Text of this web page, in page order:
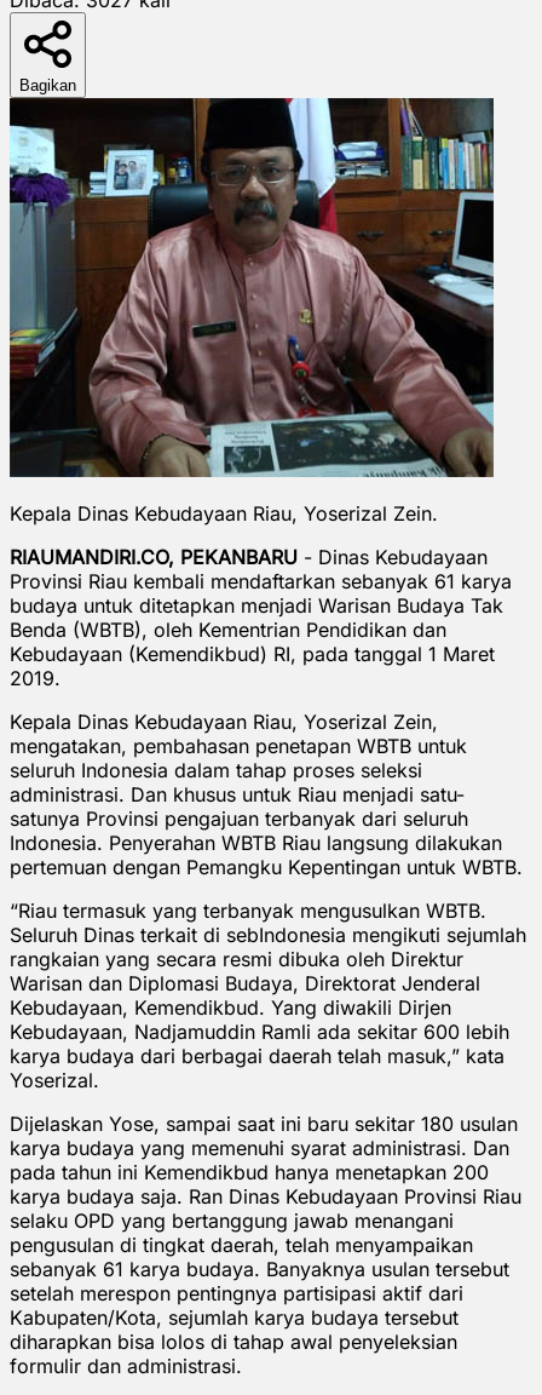
Bagikan
Kepala Dinas Kebudayaan Riau, Yoserizal Zein.
RIAUMANDIRI.CO, PEKANBARU - Dinas Kebudayaan
Provinsi Riau kembali mendaftarkan sebanyak 61 karya
budaya untuk ditetapkan menjadi Warisan Budaya Tak
Benda (WBTB), oleh Kementrian Pendidikan dan
Kebudayaan (Kemendikbud) RI, pada tanggal 1 Maret
2019.
Kepala Dinas Kebudayaan Riau, Yoserizal Zein,
mengatakan, pembahasan penetapan WBTB untuk
seluruh Indonesia dalam tahap proses seleksi
administrasi. Dan khusus untuk Riau menjadi satu-
satunya Provinsi pengajuan terbanyak dari seluruh
Indonesia. Penyerahan WBTB Riau langsung dilakukan
pertemuan dengan Pemangku Kepentingan untuk WBTB.
“Riau termasuk yang terbanyak mengusulkan WBTB.
Seluruh Dinas terkait di sebIndonesia mengikuti sejumlah
rangkaian yang secara resmi dibuka oleh Direktur
Warisan dan Diplomasi Budaya, Direktorat Jenderal
Kebudayaan, Kemendikbud. Yang diwakili Dirjen
Kebudayaan, Nadjamuddin Ramli ada sekitar 600 lebih
karya budaya dari berbagai daerah telah masuk,” kata
Yoserizal.
Dijelaskan Yose, sampai saat ini baru sekitar 180 usulan
karya budaya yang memenuhi syarat administrasi. Dan
pada tahun ini Kemendikbud hanya menetapkan 200
karya budaya saja. Ran Dinas Kebudayaan Provinsi Riau
selaku OPD yang bertanggung jawab menangani
pengusulan di tingkat daerah, telah menyampaikan
sebanyak 61 karya budaya. Banyaknya usulan tersebut
setelah merespon pentingnya partisipasi aktif dari
Kabupaten/Kota, sejumlah karya budaya tersebut
diharapkan bisa lolos di tahap awal penyeleksian
formulir dan administrasi.